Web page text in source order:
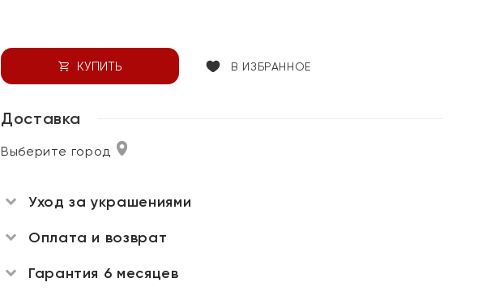
КУПИТЬ В ИЗБРАННОЕ
Доставка
Выберите город
Уход за украшениями
Оплата и возврат
Гарантия 6 месяцев